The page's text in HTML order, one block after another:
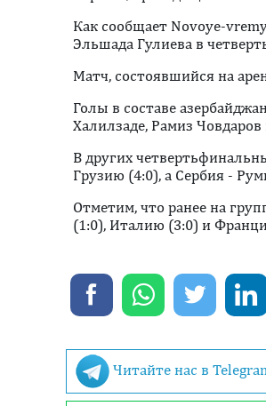
Как сообщает Novoye-
Эльшада Гулиева в
Матч, состоявшийся на
Голы в составе
Халилзаде, Рамиз
В других
Грузию (4:0), а Сербия -
Отметим, что ранее на
(1:0), Италию (3:0) и
Читайте нас в